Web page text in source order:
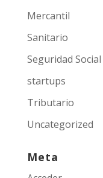
Mercantil
Sanitario
Seguridad Social
startups
Tributario
Uncategorized
Meta